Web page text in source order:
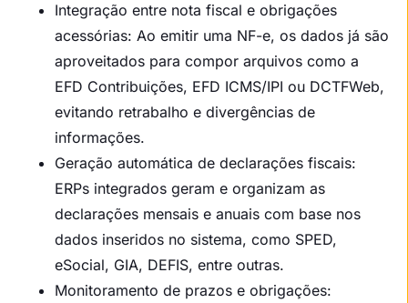
Integração entre nota fiscal e obrigações
acessórias: Ao emitir uma NF-e, os dados já são
aproveitados para compor arquivos como a
EFD Contribuições, EFD ICMS/IPI ou DCTFWeb,
evitando retrabalho e divergências de
informações.
Geração automática de declarações fiscais:
ERPs integrados geram e organizam as
declarações mensais e anuais com base nos
dados inseridos no sistema, como SPED,
eSocial, GIA, DEFIS, entre outras.
Monitoramento de prazos e obrigações: